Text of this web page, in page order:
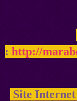
: http://
Site